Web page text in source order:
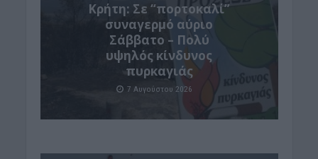
Κρήτη: Σε “πορτοκαλί”
συναγερμό αύριο
Σάββατο – Πολύ
υψηλός κίνδυνος
πυρκαγιάς
7 Αυγούστου 2026